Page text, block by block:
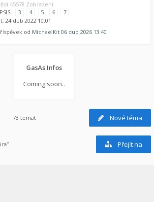
45578 Zobrazení
3 4 5 6
7
, 24 dub 2022 10:01
od MichaelKit 06 dub 2026 13:40
GasAs Infos
Coming soon..
Nové téma
73 témat
Přejít na